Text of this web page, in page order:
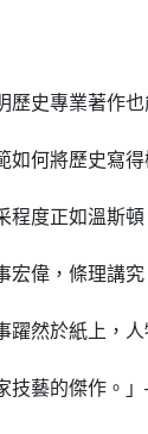
史專業著作也
何將歷史寫得
度正如溫斯頓
偉，條理講究
然於紙上，人
藝的傑作。」